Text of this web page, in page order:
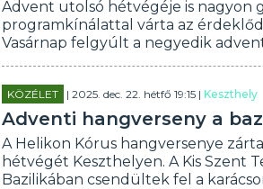
Advent utolsó hétvégéje is nagyon
programkínálattal várta az
Vasárnap felgyúlt a negyedik
KÖZÉLET | 2025. dec. 22. hétfő 19:15 |Keszthely
Adventi hangverseny a
A Helikon Kórus hangversenye
hétvégét Keszthelyen. A Kis Szent
Bazilikában csendültek fel a